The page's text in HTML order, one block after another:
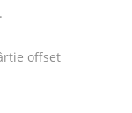
offset